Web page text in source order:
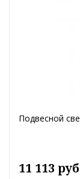
Подвесной
11 113